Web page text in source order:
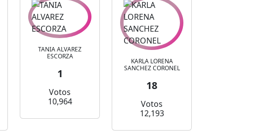
TANIA ALVAREZ
ESCORZA
1
Votos
10,964
KARLA LORENA
SANCHEZ CORONEL
18
Votos
12,193